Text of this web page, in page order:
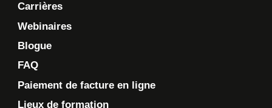
Carrières
Webinaires
Blogue
FAQ
Paiement de facture en ligne
Lieux de formation